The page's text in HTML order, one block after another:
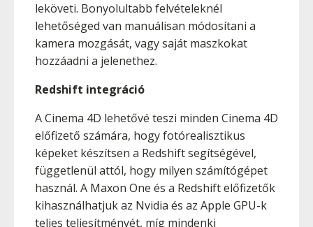
leköveti. Bonyolultabb felvételeknél
lehetőséged van manuálisan módosítani a
kamera mozgását, vagy saját maszkokat
hozzáadni a jelenethez.
Redshift integráció
A Cinema 4D lehetővé teszi minden Cinema 4D
előfizető számára, hogy fotórealisztikus
képeket készítsen a Redshift segítségével,
függetlenül attól, hogy milyen számítógépet
használ. A Maxon One és a Redshift előfizetők
kihasználhatjuk az Nvidia és az Apple GPU-k
teljes teljesítményét, míg mindenki